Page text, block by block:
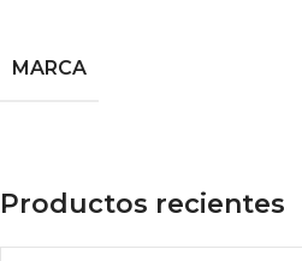
MARCA
Productos recientes